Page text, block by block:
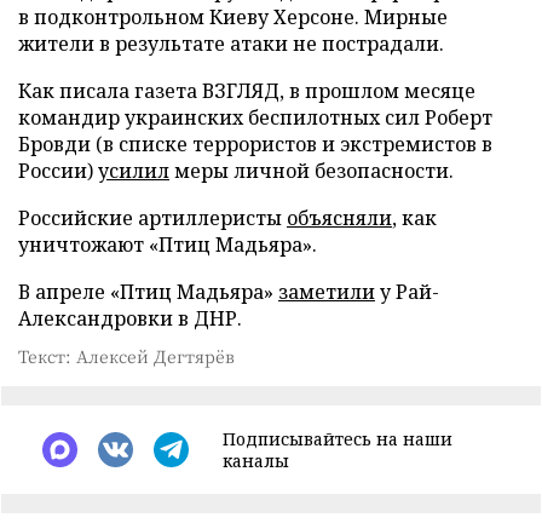
в подконтрольном Киеву Херсоне. Мирные
жители в результате атаки не пострадали.
Как писала газета ВЗГЛЯД, в прошлом месяце
командир украинских беспилотных сил Роберт
Бровди (в списке террористов и экстремистов в
России)усилилмеры личной безопасности.
Российские артиллеристы объясняли, как
уничтожают «Птиц Мадьяра».
В апреле «Птиц Мадьяра» заметилиу Рай-
Александровки в ДНР.
Текст: Алексей Дегтярёв
Подписывайтесь на наши
каналы